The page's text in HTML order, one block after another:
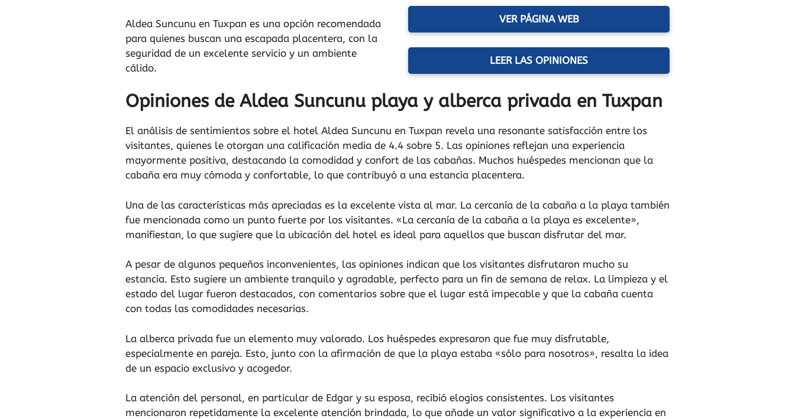
Aldea Suncunu en Tuxpan es una opción recomendada
para quienes buscan una escapada placentera, con la
seguridad de un excelente servicio y un ambiente
cálido.
VER PÁGINA WEB
LEER LAS OPINIONES
Opiniones de Aldea Suncunu playa y alberca privada en Tuxpan
El análisis de sentimientos sobre el hotel Aldea Suncunu en Tuxpan revela una resonante satisfacción entre los
visitantes, quienes le otorgan una calificación media de 4.4 sobre 5. Las opiniones reflejan una experiencia
mayormente positiva, destacando la comodidad y confort de las cabañas. Muchos huéspedes mencionan que la
cabaña era muy cómoda y confortable, lo que contribuyó a una estancia placentera.
Una de las características más apreciadas es la excelente vista al mar. La cercanía de la cabaña a la playa también
fue mencionada como un punto fuerte por los visitantes. «La cercanía de la cabaña a la playa es excelente»,
manifiestan, lo que sugiere que la ubicación del hotel es ideal para aquellos que buscan disfrutar del mar.
A pesar de algunos pequeños inconvenientes, las opiniones indican que los visitantes disfrutaron mucho su
estancia. Esto sugiere un ambiente tranquilo y agradable, perfecto para un fin de semana de relax. La limpieza y el
estado del lugar fueron destacados, con comentarios sobre que el lugar está impecable y que la cabaña cuenta
con todas las comodidades necesarias.
La alberca privada fue un elemento muy valorado. Los huéspedes expresaron que fue muy disfrutable,
especialmente en pareja. Esto, junto con la afirmación de que la playa estaba «sólo para nosotros», resalta la idea
de un espacio exclusivo y acogedor.
La atención del personal, en particular de Edgar y su esposa, recibió elogios consistentes. Los visitantes
mencionaron repetidamente la excelente atención brindada, lo que añade un valor significativo a la experiencia en